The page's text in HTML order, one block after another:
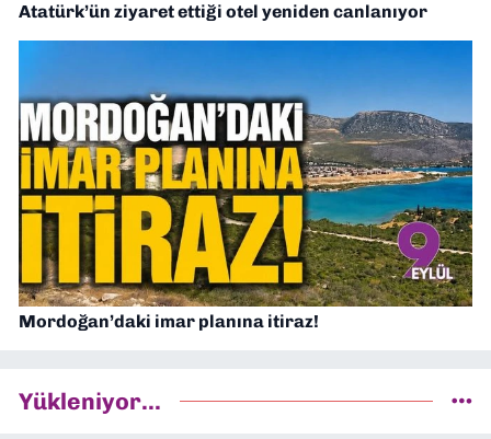
Atatürk’ün ziyaret ettiği otel yeniden canlanıyor
Mordoğan’daki imar planına itiraz!
Yükleniyor...